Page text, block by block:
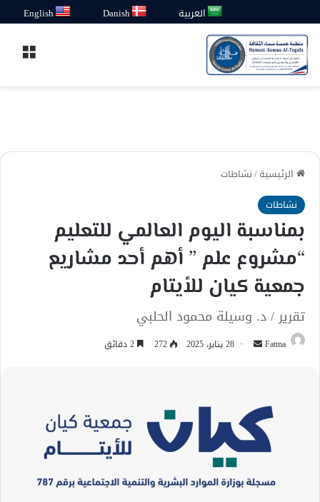
العربية Danish
English
الرئيسية/نشاطات
نشاطات
بمناسبة اليوم العالمي للتعليم
“مشروع علم ” أهم أحد مشاريع
جمعية كيان للأيتام
تقرير / د. وسيلة محمود الحلبي
Fatma
أرسل 28 يناير، 2025 272